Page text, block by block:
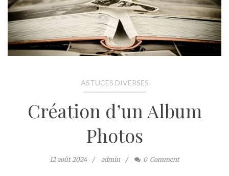
ASTUCES DIVERSES
Création d’un Album
Photos
12 août 2024 admin 0 Comment